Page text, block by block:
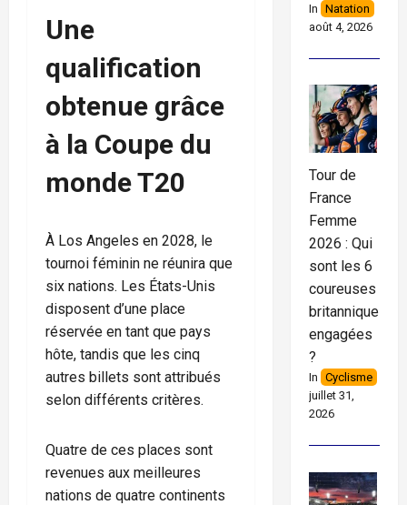
Une
qualification
obtenue grâce
à la Coupe du
monde T20
À Los Angeles en 2028, le
tournoi féminin ne réunira que
six nations. Les États-Unis
disposent d’une place
réservée en tant que pays
hôte, tandis que les cinq
autres billets sont attribués
selon différents critères.
Quatre de ces places sont
revenues aux meilleures
nations de quatre continents
In Natation
août 4, 2026
Tour de
France
Femme
2026 : Qui
sont les 6
coureuses
britanniques
engagées
?
In Cyclisme
juillet 31,
2026